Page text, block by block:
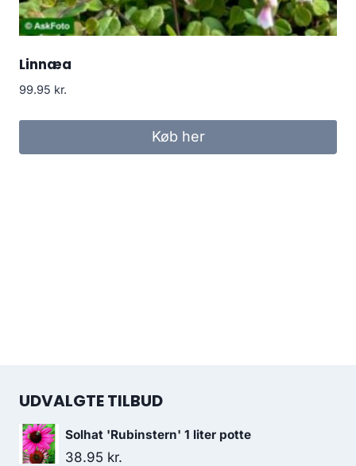
Linnæa
99.95 kr.
Køb her
UDVALGTE TILBUD
Solhat 'Rubinstern' 1 liter potte
38.95 kr.